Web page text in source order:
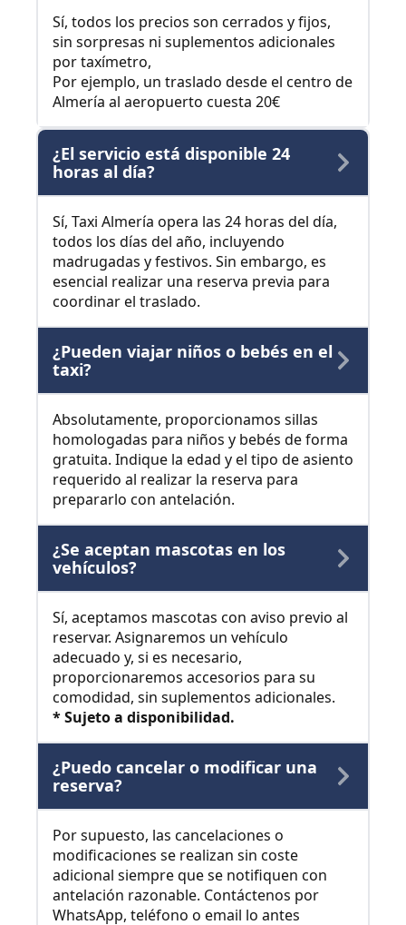
Sí, todos los precios son cerrados y fijos,
sin sorpresas ni suplementos adicionales
por taxímetro,
Por ejemplo, un traslado desde el centro de
Almería al aeropuerto cuesta 20€
¿El servicio está disponible 24
horas al día?
Sí, Taxi Almería opera las 24 horas del día,
todos los días del año, incluyendo
madrugadas y festivos. Sin embargo, es
esencial realizar una reserva previa para
coordinar el traslado.
¿Pueden viajar niños o bebés en el
taxi?
Absolutamente, proporcionamos sillas
homologadas para niños y bebés de forma
gratuita. Indique la edad y el tipo de asiento
requerido al realizar la reserva para
prepararlo con antelación.
¿Se aceptan mascotas en los
vehículos?
Sí, aceptamos mascotas con aviso previo al
reservar. Asignaremos un vehículo
adecuado y, si es necesario,
proporcionaremos accesorios para su
comodidad, sin suplementos adicionales.
* Sujeto a disponibilidad.
¿Puedo cancelar o modificar una
reserva?
Por supuesto, las cancelaciones o
modificaciones se realizan sin coste
adicional siempre que se notifiquen con
antelación razonable. Contáctenos por
WhatsApp, teléfono o email lo antes